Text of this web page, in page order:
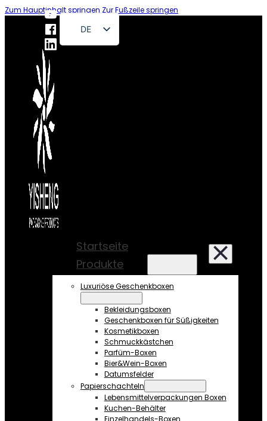
Zum Hauptinhalt springen Zur Fußzeile springen
DE
EN
Startseite
Produkte
Luxuriöse Geschenkboxen
Bekleidungsboxen
Geschenkboxen für Süßigkeiten
Kosmetikboxen
Schmuckkästchen
Parfüm-Boxen
Bier&Wein-Boxen
Datumsfelder
Papierschachteln
Lebensmittelverpackungen Boxen
Kuchen-Behälter
Einzelhandels-Boxen